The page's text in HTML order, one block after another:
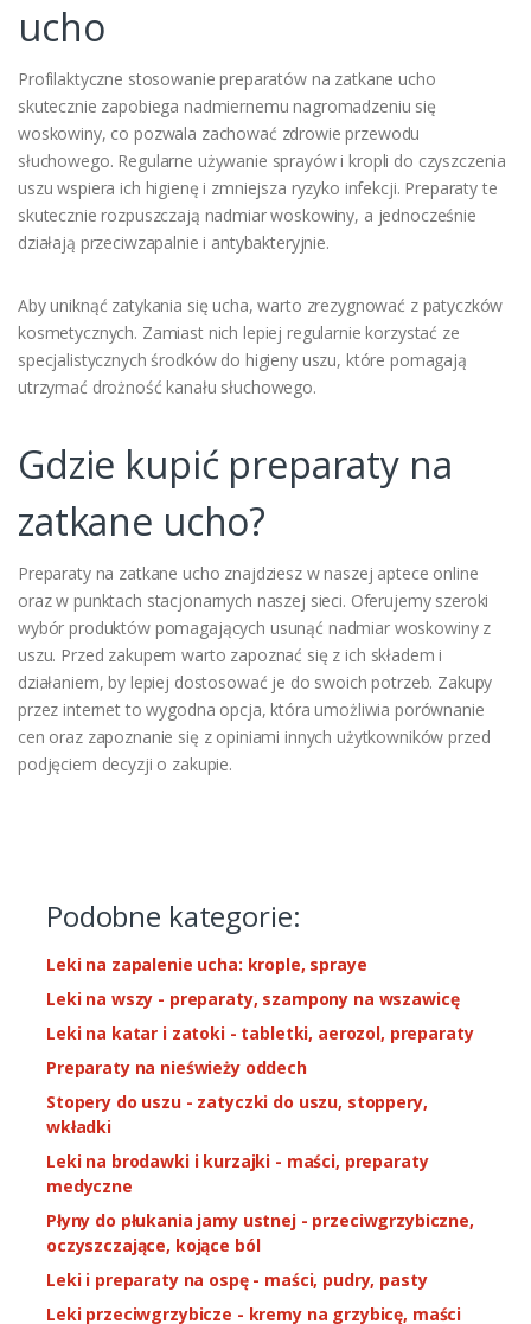
ucho
Profilaktyczne stosowanie preparatów na zatkane ucho
skutecznie zapobiega nadmiernemu nagromadzeniu się
woskowiny, co pozwala zachować zdrowie przewodu
słuchowego. Regularne używanie sprayów i kropli do czyszczenia
uszu wspiera ich higienę i zmniejsza ryzyko infekcji. Preparaty te
skutecznie rozpuszczają nadmiar woskowiny, a jednocześnie
działają przeciwzapalnie i antybakteryjnie.
Aby uniknąć zatykania się ucha, warto zrezygnować z patyczków
kosmetycznych. Zamiast nich lepiej regularnie korzystać ze
specjalistycznych środków do higieny uszu, które pomagają
utrzymać drożność kanału słuchowego.
Gdzie kupić preparaty na
zatkane ucho?
Preparaty na zatkane ucho znajdziesz w naszej aptece online
oraz w punktach stacjonarnych naszej sieci. Oferujemy szeroki
wybór produktów pomagających usunąć nadmiar woskowiny z
uszu. Przed zakupem warto zapoznać się z ich składem i
działaniem, by lepiej dostosować je do swoich potrzeb. Zakupy
przez internet to wygodna opcja, która umożliwia porównanie
cen oraz zapoznanie się z opiniami innych użytkowników przed
podjęciem decyzji o zakupie.
Podobne kategorie:
Leki na zapalenie ucha: krople, spraye
Leki na wszy - preparaty, szampony na wszawicę
Leki na katar i zatoki - tabletki, aerozol, preparaty
Preparaty na nieświeży oddech
Stopery do uszu - zatyczki do uszu, stoppery,
wkładki
Leki na brodawki i kurzajki - maści, preparaty
medyczne
Płyny do płukania jamy ustnej - przeciwgrzybiczne,
oczyszczające, kojące ból
Leki i preparaty na ospę - maści, pudry, pasty
Leki przeciwgrzybicze - kremy na grzybicę, maści